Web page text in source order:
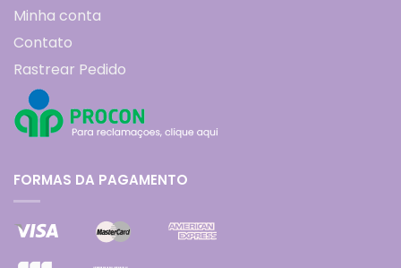
Minha conta
Contato
Rastrear Pedido
FORMAS DA PAGAMENTO